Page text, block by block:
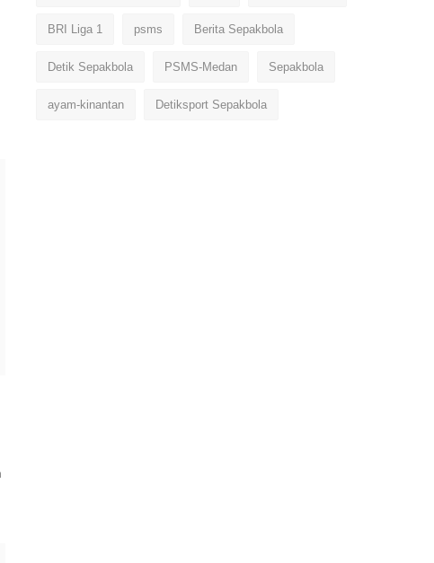
BRI Liga 1 psms Berita Sepakbola
Detik Sepakbola PSMS-Medan Sepakbola
ayam-kinantan Detiksport Sepakbola